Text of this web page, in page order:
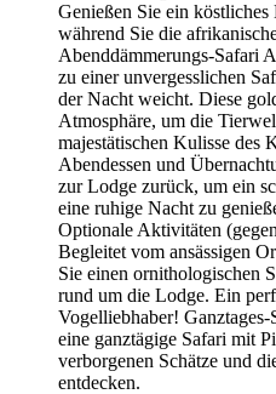
Genießen Sie ein
während Sie die
Abenddämmerungs-Safari
zu einer unvergesslichen
der Nacht weicht. Diese
Atmosphäre, um die
majestätischen Kulisse des
Abendessen und
zur Lodge zurück, um ein
eine ruhige Nacht zu
Optionale Aktivitäten
Begleitet vom ansässigen
Sie einen ornithologischen
rund um die Lodge. Ein
Vogelliebhaber!
eine ganztägige Safari mit
verborgenen Schätze und
entdecken.